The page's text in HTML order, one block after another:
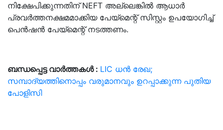
നിക്ഷേപിക്കുന്നതിന് NEFT അല്ലെങ്കിൽ ആധാർ
പ്രവർത്തനക്ഷമമാക്കിയ പേയ്‌മെന്റ് സിസ്റ്റം ഉപയോഗിച്ച്
പെൻഷൻ പേയ്‌മെന്റ് നടത്തണം.
ബന്ധപ്പെട്ട വാർത്തകൾ : LIC ധൻ രേഖ;
സമ്പാദ്യത്തിനൊപ്പം വരുമാനവും ഉറപ്പാക്കുന്ന പുതിയ
പോളിസി